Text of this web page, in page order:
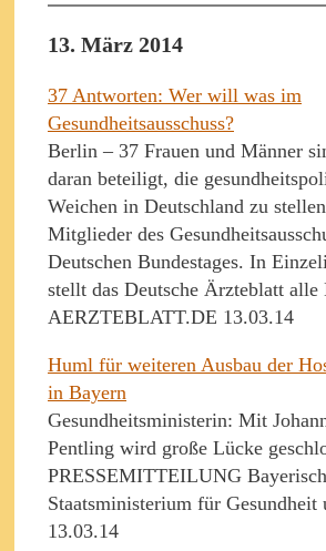
13. März 2014
37 Antworten: Wer will was im
Gesundheitsausschuss?
Berlin – 37 Frauen und Männer
daran beteiligt, die
Weichen in Deutschland zu
Mitglieder des
Deutschen Bundestages. In
stellt das Deutsche Ärzteblatt
AERZTEBLATT.DE 13.03.14
Huml für weiteren Ausbau der
in Bayern
Gesundheitsministerin: Mit
Pentling wird große Lücke
PRESSEMITTEILUNG
Staatsministerium für Gesundheit
13.03.14